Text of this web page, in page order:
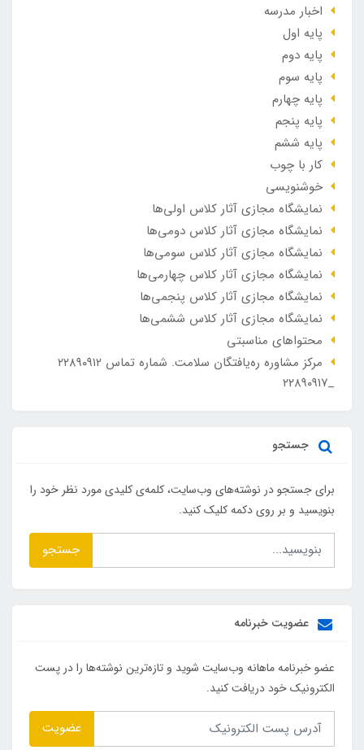
اخبار مدرسه
پایه اول
پایه دوم
پایه سوم
پایه چهارم
پایه پنجم
پایه ششم
کار با چوب
خوشنویسی
نمایشگاه مجازی آثار کلاس اولی‌ها
نمایشگاه مجازی آثار کلاس دومی‌ها
نمایشگاه مجازی آثار کلاس سومی‌ها
نمایشگاه مجازی آثار کلاس چهارمی‌ها
نمایشگاه مجازی آثار کلاس پنجمی‌ها
نمایشگاه مجازی آثار کلاس ششمی‌ها
محتواهای مناسبتی
مرکز مشاوره ره‌یافتگان سلامت. شماره تماس ۲۲۸۹۰۹۱۲
_۲۲۸۹۰۹۱۷
جستجو
برای جستجو در نوشته‌های وب‌سایت، کلمه‌ی کلیدی مورد نظر خود را
بنویسید و بر روی دکمه کلیک کنید.
جستجو
عضویت خبرنامه
عضو خبرنامه ماهانه وب‌سایت شوید و تازه‌ترین نوشته‌ها را در پست
الکترونیک خود دریافت کنید.
عضویت